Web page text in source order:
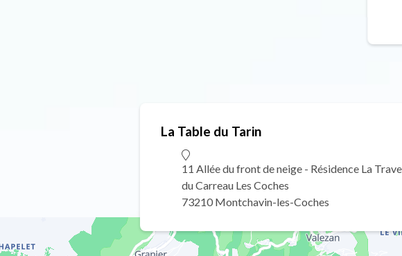
La Table du Tarin
11 Allée du front de neige - Résidence La
du Carreau Les Coches
73210 Montchavin-les-Coches